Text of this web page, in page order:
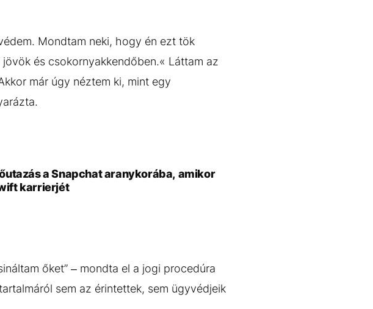
Mondtam neki, hogy én ezt tök
és csokornyakkendőben.« Láttam az
már úgy néztem ki, mint egy
a Snapchat aranykorába, amikor
karrierjét
őket” – mondta el a jogi procedúra
sem az érintettek, sem ügyvédjeik